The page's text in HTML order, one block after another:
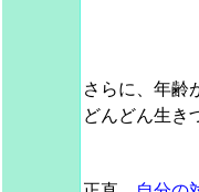
さらに、年齢
どんどん生き